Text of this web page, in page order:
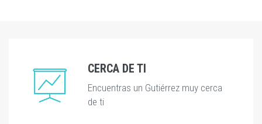
CERCA DE TI
Encuentras un Gutiérrez muy cerca
de ti